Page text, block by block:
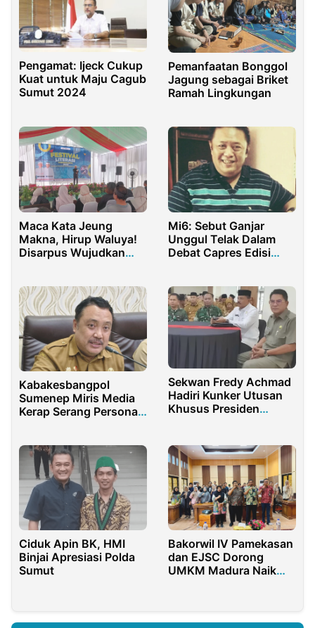
Pengamat: Ijeck Cukup
Kuat untuk Maju Cagub
Sumut 2024
Pemanfaatan Bonggol
Jagung sebagai Briket
Ramah Lingkungan
Maca Kata Jeung
Makna, Hirup Waluya!
Disarpus Wujudkan
Mi6: Sebut Ganjar
Unggul Telak Dalam
Debat Capres Edisi
Kabakesbangpol
Sumenep Miris Media
Kerap Serang Personal
Sekwan Fredy Achmad
Hadiri Kunker Utusan
Khusus Presiden
Ciduk Apin BK, HMI
Binjai Apresiasi Polda
Sumut
Bakorwil IV Pamekasan
dan EJSC Dorong
UMKM Madura Naik